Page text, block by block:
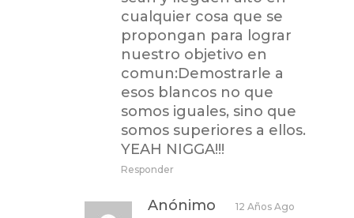
cualquier cosa que se
propongan para lograr
nuestro objetivo en
comun:Demostrarle a
esos blancos no que
somos iguales, sino que
somos superiores a ellos.
YEAH NIGGA!!!
Responder
Anónimo 12 Años Ago